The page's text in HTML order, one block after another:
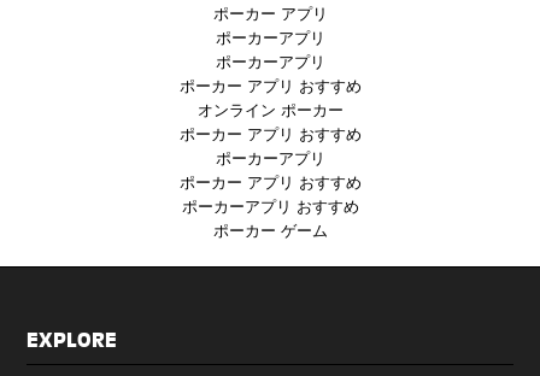
ポーカー アプリ
ポーカーアプリ
ポーカーアプリ
ポーカー アプリ おすすめ
オンライン ポーカー
ポーカー アプリ おすすめ
ポーカーアプリ
ポーカー アプリ おすすめ
ポーカーアプリ おすすめ
ポーカー ゲーム
EXPLORE